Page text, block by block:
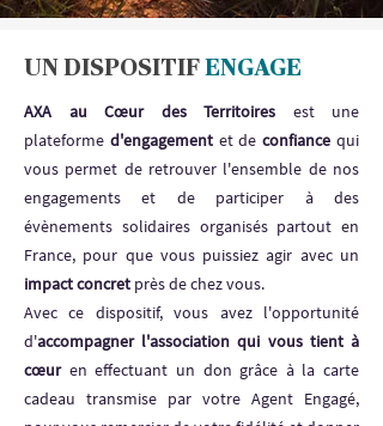
UN DISPOSITIF ENGAGE
AXA au Cœur des Territoires est une
plateforme d'engagementet deconfiance qui
vous permet de retrouver l'ensemble de nos
engagements et de participer à des
évènements solidaires organisés partout en
France, pour que vous puissiez agir avec un
impact concret près de chez vous.
Avec ce dispositif, vous avez l'opportunité
d'accompagner l'association qui vous tient à
cœuren effectuant un don grâce à la carte
cadeau transmise par votre Agent Engagé,